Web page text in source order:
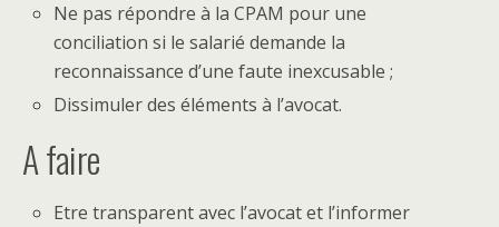
Ne pas répondre à la CPAM pour une
conciliation si le salarié demande la
reconnaissance d’une faute inexcusable ;
Dissimuler des éléments à l’avocat.
A faire
Etre transparent avec l’avocat et l’informer